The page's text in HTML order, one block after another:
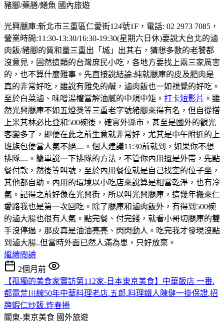
豬腳/藥膳/鱔魚 國內旅遊
光興腿庫:新北市三重區仁愛街124號1F，電話: 02 2973 7085，
營業時間:11:30-13:30/16:30-19:30(星期六日休)要說大台北的滷
肉飯/豬腳的質和量三重出「城」出其右，猜想多數的老饕都
沒意見，固然這類的台灣庶民小吃，各地方要找上兩三家厲害
的，也不算什麼難事。先直接說結論:純就腿庫的皮及肥肉是
真的非常好吃，雖說有難免的鹹，滷肉飯也一如視覺的好吃。
至於白菜滷、味噌湯權當解油膩的中規中矩。 打卡短影片 。雖
然光興腿庫不如五燈獎等三重老字號豬腳來得有名，但自從搭
上米其林必比登和500碗後，確實外縣市，甚至是國外的觀光
客變多了，即便在此之前生意就非常好，尤其是中午附近的上
班族包便當人氣不絕....。個人建議11:30前就到，如果你不想
排隊....。簡單說一下排隊的方法，不管你內用還是外帶，先點
餐付款，然後等叫號，至於內用餐位就是自己找空的位子坐，
其他都自助。內用的環境以小吃店來說算是相當乾淨，也有冷
氣。記得之前好像在光興街，所以叫光興腿庫，這幾年搬來仁
愛路我也是第一次回吃。除了腿庫和滷肉飯外，有得到500碗
的滷大腸也很有人氣。點完餐、付完錢，就看小哥切腿庫的雙
手沒停過，那皮真是油油亮亮、閃閃動人。吃完我才發現沒點
到滷大腸..但當時外面已然人滿為患，只好放棄。
繼續閱讀
2個月前
【孤獨的美食家實訪第112家-日本東京美食】中華飯店 一番.
都電荒川線50年中華料理老店.五郎.料理鐵人陳健一掛保證.招
牌蝦仁炒飯.炸春捲
關東-東京美食 國外旅遊